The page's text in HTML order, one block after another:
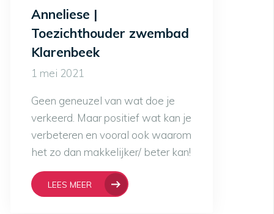
Anneliese |
Toezichthouder zwembad
Klarenbeek
1 mei 2021
Geen geneuzel van wat doe je
verkeerd. Maar positief wat kan je
verbeteren en vooral ook waarom
het zo dan makkelijker/ beter kan!
LEES MEER